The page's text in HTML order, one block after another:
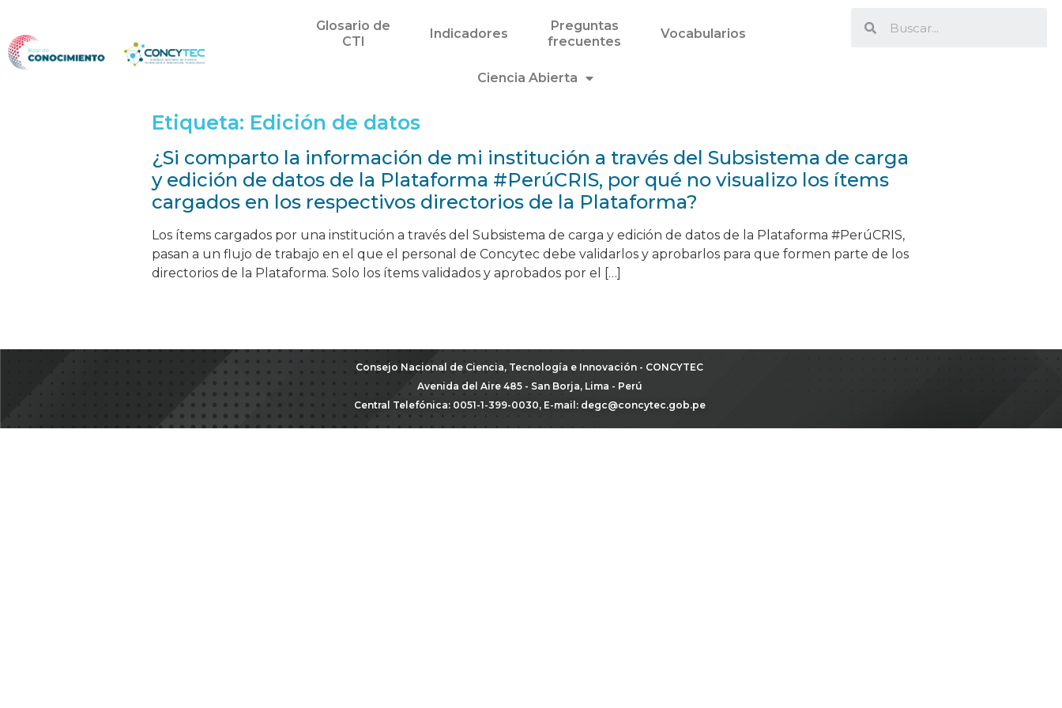
Glosario de
CTI
Indicadores
Preguntas
frecuentes
Vocabularios
Ciencia Abierta
Etiqueta: Edición de datos
¿Si comparto la información de mi institución a través del Subsistema de carga
y edición de datos de la Plataforma #PerúCRIS, por qué no visualizo los ítems
cargados en los respectivos directorios de la Plataforma?
Los ítems cargados por una institución a través del Subsistema de carga y edición de datos de la Plataforma #PerúCRIS,
pasan a un flujo de trabajo en el que el personal de Concytec debe validarlos y aprobarlos para que formen parte de los
directorios de la Plataforma. Solo los ítems validados y aprobados por el […]
Consejo Nacional de Ciencia, Tecnología e Innovación - CONCYTEC
Avenida del Aire 485 - San Borja, Lima - Perú
Central Telefónica: 0051-1-399-0030, E-mail: degc@concytec.gob.pe